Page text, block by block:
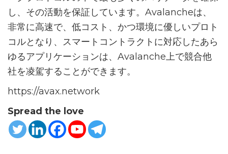
し、その活動を保証しています。Avalancheは、
非常に高速で、低コスト、かつ環境に優しいプロト
コルとなり、スマートコントラクトに対応したあら
ゆるアプリケーションは、Avalanche上で競合他
社を凌駕することができます。
https://avax.network
Spread the love